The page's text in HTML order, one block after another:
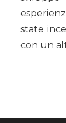
state
con un